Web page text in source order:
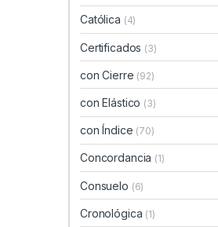
Católica (4)
Certificados (3)
con Cierre (92)
con Elástico (3)
con Índice (70)
Concordancia (1)
Consuelo (6)
Cronológica (1)